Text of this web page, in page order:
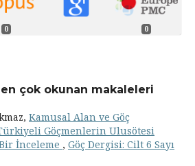
0 0
en çok okunan makaleleri
Kamusal Alan ve Göç
Göçmenlerin Ulusötesi
İnceleme , Göç Dergisi: Cilt 6 Sayı